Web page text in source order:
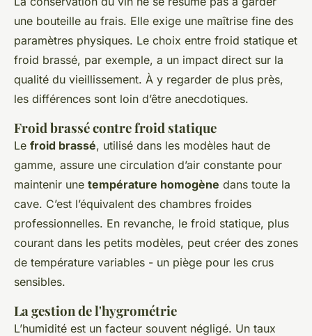
une bouteille au frais. Elle exige une maîtrise fine des
paramètres physiques. Le choix entre froid statique et
froid brassé, par exemple, a un impact direct sur la
qualité du vieillissement. À y regarder de plus près,
les différences sont loin d’être anecdotiques.
Froid brassé contre froid statique
Le froid brassé, utilisé dans les modèles haut de
gamme, assure une circulation d’air constante pour
maintenir une température homogène dans toute la
cave. C’est l’équivalent des chambres froides
professionnelles. En revanche, le froid statique, plus
courant dans les petits modèles, peut créer des zones
de température variables - un piège pour les crus
sensibles.
La gestion de l'hygrométrie
L’humidité est un facteur souvent négligé. Un taux